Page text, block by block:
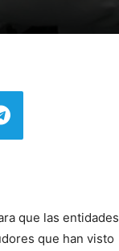
que las entidades
que han visto